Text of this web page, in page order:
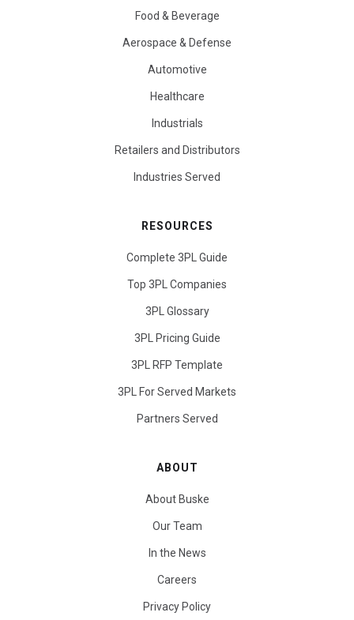
Food & Beverage
Aerospace & Defense
Automotive
Healthcare
Industrials
Retailers and Distributors
Industries Served
RESOURCES
Complete 3PL Guide
Top 3PL Companies
3PL Glossary
3PL Pricing Guide
3PL RFP Template
3PL For Served Markets
Partners Served
ABOUT
About Buske
Our Team
In the News
Careers
Privacy Policy